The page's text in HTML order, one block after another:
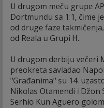
U drugom meču grupe
Dortmundu sa 1:1, čime
od druge faze
od Reala u Grupi H.
U drugom derbiju večeri
preokreta savladao
"Građanima" su 14.
Nikolas Otamendi i Džon
Serhio Kun Aguero